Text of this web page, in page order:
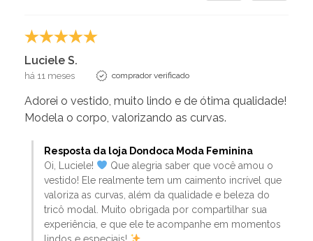
Luciele S.
há 11 meses comprador verificado
Adorei o vestido, muito lindo e de ótima qualidade!
Modela o corpo, valorizando as curvas.
Resposta da loja Dondoca Moda Feminina
Oi, Luciele!
Que alegria saber que você amou o
vestido! Ele realmente tem um caimento incrível que
valoriza as curvas, além da qualidade e beleza do
tricô modal. Muito obrigada por compartilhar sua
experiência, e que ele te acompanhe em momentos
lindos e especiais!